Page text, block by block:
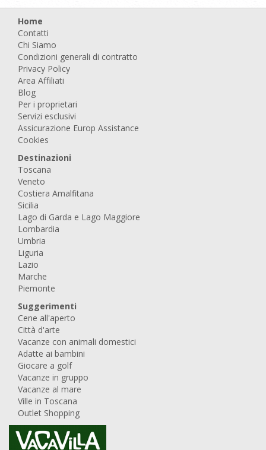
Home
Contatti
Chi Siamo
Condizioni generali di contratto
Privacy Policy
Area Affiliati
Blog
Per i proprietari
Servizi esclusivi
Assicurazione Europ Assistance
Cookies
Destinazioni
Toscana
Veneto
Costiera Amalfitana
Sicilia
Lago di Garda e Lago Maggiore
Lombardia
Umbria
Liguria
Lazio
Marche
Piemonte
Suggerimenti
Cene all'aperto
Città d'arte
Vacanze con animali domestici
Adatte ai bambini
Giocare a golf
Vacanze in gruppo
Vacanze al mare
Ville in Toscana
Outlet Shopping